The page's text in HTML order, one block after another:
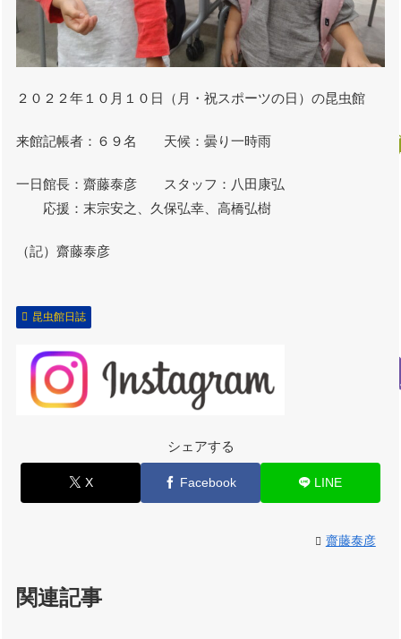
２０２２年１０月１０日（月・祝スポーツの日）の昆虫館
来館記帳者：６９名 天候：曇り一時雨
一日館長：齋藤泰彦 スタッフ：八田康弘
応援：末宗安之、久保弘幸、高橋弘樹
（記）齋藤泰彦
昆虫館日誌
シェアする
X Facebook LINE
齋藤泰彦
関連記事